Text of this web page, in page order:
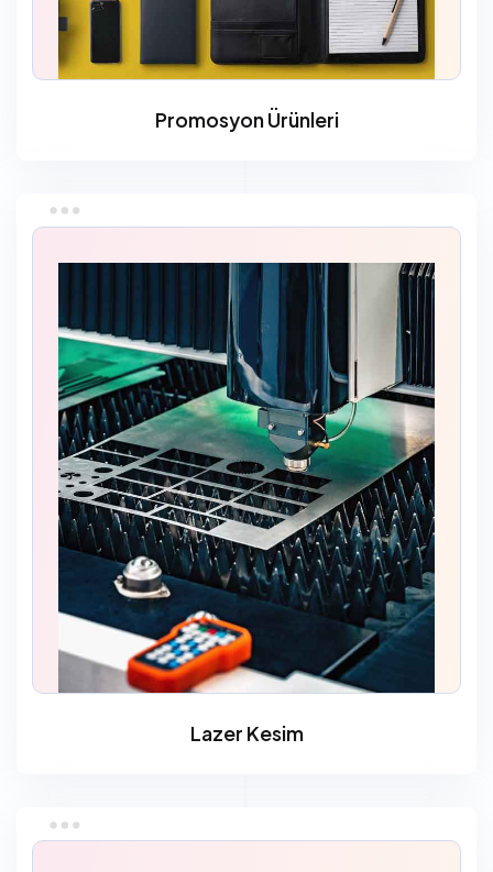
Promosyon Ürünleri
Lazer Kesim